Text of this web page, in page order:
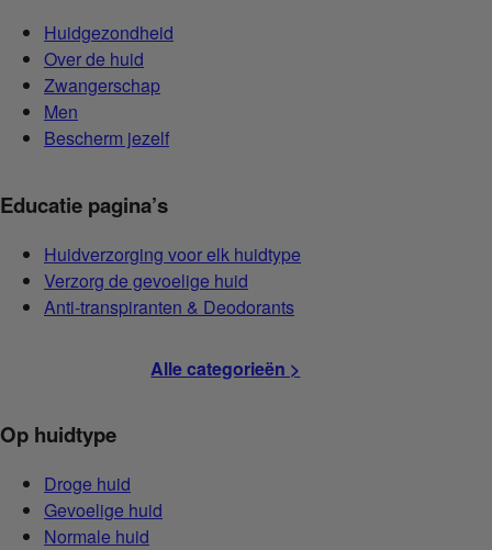
Huidgezondheid
Over de huid
Zwangerschap
Men
Bescherm jezelf
Educatie pagina’s
Huidverzorging voor elk huidtype
Verzorg de gevoelige huid
Anti-transpiranten & Deodorants
Alle categorieën >
Op huidtype
Droge huid
Gevoelige huid
Normale huid